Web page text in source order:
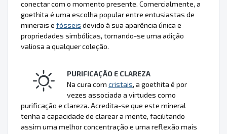
conectar com o momento presente. Comercialmente, a
goethita é uma escolha popular entre entusiastas de
minerais e fósseis devido à sua aparência única e
propriedades simbólicas, tornando-se uma adição
valiosa a qualquer coleção.
PURIFICAÇÃO E CLAREZA
Na cura com cristais, a goethita é por
vezes associada a virtudes como
purificação e clareza. Acredita-se que este mineral
tenha a capacidade de clarear a mente, facilitando
assim uma melhor concentração e uma reflexão mais